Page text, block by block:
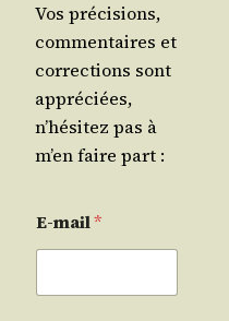
Vos précisions,
commentaires et
corrections sont
appréciées,
n’hésitez pas à
m’en faire part :
E-mail*